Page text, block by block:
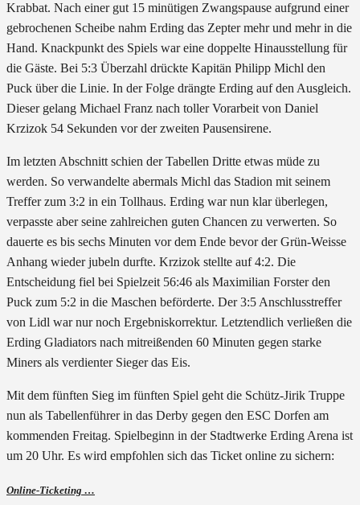
Krabbat. Nach einer gut 15 minütigen Zwangspause aufgrund einer
gebrochenen Scheibe nahm Erding das Zepter mehr und mehr in die
Hand. Knackpunkt des Spiels war eine doppelte Hinausstellung für
die Gäste. Bei 5:3 Überzahl drückte Kapitän Philipp Michl den
Puck über die Linie. In der Folge drängte Erding auf den Ausgleich.
Dieser gelang Michael Franz nach toller Vorarbeit von Daniel
Krzizok 54 Sekunden vor der zweiten Pausensirene.
Im letzten Abschnitt schien der Tabellen Dritte etwas müde zu
werden. So verwandelte abermals Michl das Stadion mit seinem
Treffer zum 3:2 in ein Tollhaus. Erding war nun klar überlegen,
verpasste aber seine zahlreichen guten Chancen zu verwerten. So
dauerte es bis sechs Minuten vor dem Ende bevor der Grün-Weisse
Anhang wieder jubeln durfte. Krzizok stellte auf 4:2. Die
Entscheidung fiel bei Spielzeit 56:46 als Maximilian Forster den
Puck zum 5:2 in die Maschen beförderte. Der 3:5 Anschlusstreffer
von Lidl war nur noch Ergebniskorrektur. Letztendlich verließen die
Erding Gladiators nach mitreißenden 60 Minuten gegen starke
Miners als verdienter Sieger das Eis.
Mit dem fünften Sieg im fünften Spiel geht die Schütz-Jirik Truppe
nun als Tabellenführer in das Derby gegen den ESC Dorfen am
kommenden Freitag. Spielbeginn in der Stadtwerke Erding Arena ist
um 20 Uhr. Es wird empfohlen sich das Ticket online zu sichern:
Online-Ticketing …